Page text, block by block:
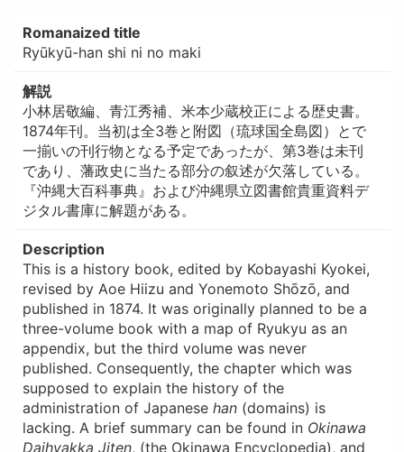
Romanaized title
Ryūkyū-han shi ni no maki
解説
小林居敬編、青江秀補、米本少蔵校正による歴史書。
1874年刊。当初は全3巻と附図（琉球国全島図）とで
一揃いの刊行物となる予定であったが、第3巻は未刊
であり、藩政史に当たる部分の叙述が欠落している。
『沖縄大百科事典』および沖縄県立図書館貴重資料デ
ジタル書庫に解題がある。
Description
This is a history book, edited by Kobayashi Kyokei,
revised by Aoe Hiizu and Yonemoto Shōzō, and
published in 1874. It was originally planned to be a
three-volume book with a map of Ryukyu as an
appendix, but the third volume was never
published. Consequently, the chapter which was
supposed to explain the history of the
administration of Japanese han(domains) is
lacking. A brief summary can be found in Okinawa
Daihyakka Jiten, (the Okinawa Encyclopedia), and